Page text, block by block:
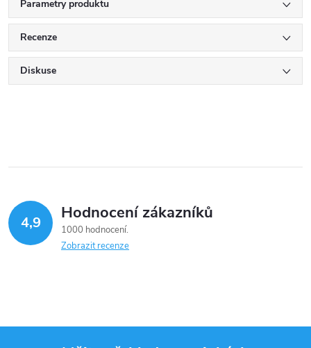
Parametry produktu
Recenze
Diskuse
4,9 Hodnocení zákazníků
1000 hodnocení
Zobrazit recenze